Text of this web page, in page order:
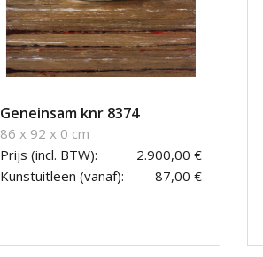
Geneinsam knr 8374
86 x 92 x 0 cm
Prijs (incl. BTW):
2.900,00 €
Kunstuitleen (vanaf):
87,00 €